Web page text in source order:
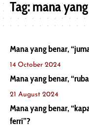
Tag:mana
Mana yang benar,
14 October 2024
Mana yang benar,
21 August 2024
Mana yang benar,
ferri”?